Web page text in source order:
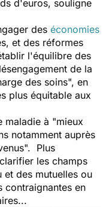
d'euros, souligne
des économies
et des réformes
l'équilibre des
de la
des soins", en
plus équitable aux
maladie à "mieux
notamment auprès
". Plus
les champs
des mutuelles ou
contraignantes en